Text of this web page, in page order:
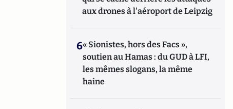
aux drones à l'aéroport de Leipzig
6« Sionistes, hors des Facs »,
soutien au Hamas : du GUD à LFI,
les mêmes slogans, la même
haine